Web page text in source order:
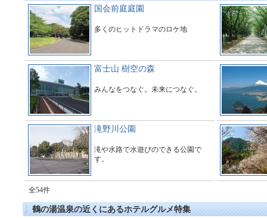
国会前庭庭園
多くのヒットドラマのロケ地
富士山 樹空の森
みんなをつなぐ。未来につなぐ。
滝野川公園
滝や水路で水遊びのできる公園で
す。
全54件
鶴の湯温泉の近くにあるホテルグルメ特集